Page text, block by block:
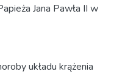
Jana Pawła II w
układu krążenia